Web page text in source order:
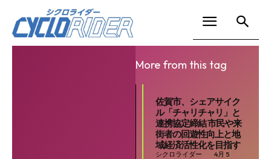
More from this tag
佐賀市、シェアサイク
ル「チャリチャリ」と
連携協定締結 市民や来
街者の回遊性向上と地
域経済活性化を目指す
シクロライダー 4月 5